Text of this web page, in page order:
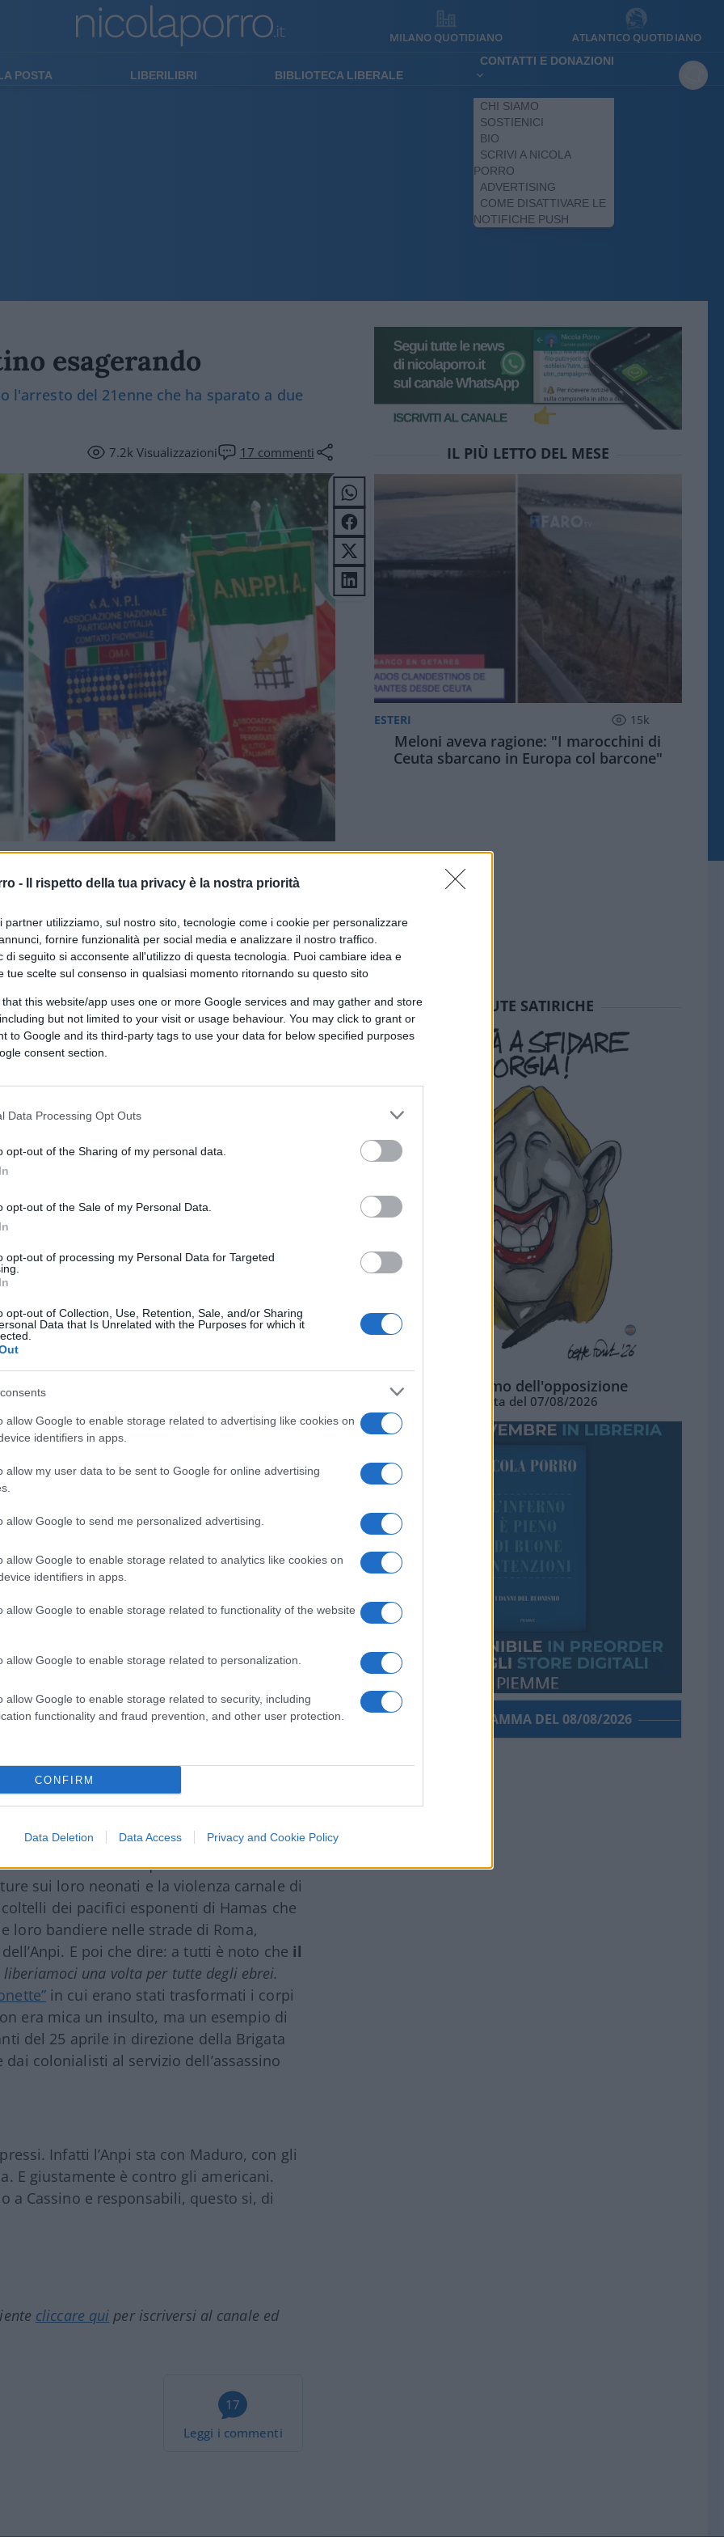
- Il rispetto della tua privacy è la nostra priorità
partner utilizziamo, sul nostro sito, tecnologie come i cookie per personalizzare
fornire funzionalità per social media e analizzare il nostro traffico.
di seguito si acconsente all'utilizzo di questa tecnologia. Puoi cambiare idea e
tue scelte sul consenso in qualsiasi momento ritornando su questo sito
that this website/app uses one or more Google services and may gather and store
but not limited to your visit or usage behaviour. You may click to grant or
to Google and its third-party tags to use your data for below specified purposes
consent section.
Data Processing Opt Outs
opt-out of the Sharing of my personal data.
opt-out of the Sale of my Personal Data.
opt-out of processing my Personal Data for Targeted
opt-out of Collection, Use, Retention, Sale, and/or Sharing
Data that Is Unrelated with the Purposes for which it
allow Google to enable storage related to advertising like cookies on
identifiers in apps.
allow my user data to be sent to Google for online advertising
allow Google to send me personalized advertising.
allow Google to enable storage related to analytics like cookies on
identifiers in apps.
allow Google to enable storage related to functionality of the website
allow Google to enable storage related to personalization.
allow Google to enable storage related to security, including
functionality and fraud prevention, and other user protection.
CONFIRM
Data Deletion Data Access Privacy and Cookie Policy
MILANO QUOTIDIANO ATLANTICO QUOTIDIANO
POSTA LIBERILIBRI BIBLIOTECA LIBERALE
CONTATTI E DONAZIONI
CHI SIAMO
SOSTIENICI
BIO
SCRIVI A NICOLA
PORRO
ADVERTISING
COME DISATTIVARE LE
NOTIFICHE PUSH
esagerando
l'arresto del 21enne che ha sparato a due
7.2kVisualizzazioni 17 commenti
CLICCA QUI
0:00/--:--
a leggere i contenuti del comunicato
che è stato fermatoun giovane accusato
di aver sparato con una pistola a
ad aria compressa mi sono macchiato
di classe) contro una coppia di
risultano sospesi fra la vita e la morte in
a uno che indossi il fazzoletto rosso al
dell’ordine evidenzia come
crollino davanti ai fatti. L’episodio
serie di raid nelle scuole e
gruppi sionisti contro l’Anpi e
La violenza usata per colpire la
intera la grande comunità antifascista di
Resistenza e la mobilitazione
il nemico di coloro che non solo
e genocidi come quelli che da anni sono
un mandato di cattura internazionale
che lotta e resiste per la sua
ad usare direttamente la violenza
alla morsa economica e militare degli Usa
di studenti e professori con lakippah
Pal e i partigiani. Le molotov con la
dagli antifà contro la polizia. Le
sinagoghe altrettanto abusive nei
dalleComunità ebraicheche hanno
bavero la kefiah palestinese, per evitare
7 ottobre con la quale 1400 ebrei si
sui loro neonati e la violenza carnale di
dei pacifici esponenti di Hamas che
loro bandiere nelle strade di Roma,
E poi che dire: a tutti è noto che il
liberiamoci una volta per tutte degli ebrei.
in cui erano stati trasformati i corpi
era mica un insulto, ma un esempio di
del 25 aprile in direzione della Brigata
colonialisti al servizio dell’assassino
Infatti l’Anpi sta con Maduro, con gli
E giustamente è contro gli americani.
Cassino e responsabili, questo si, di
cliccare qui per iscriversi al canale ed
17
Leggi i commenti
IL PIÙ LETTO DEL MESE
ESTERI 15k
Meloni aveva ragione: "I marocchini di
Ceuta sbarcano in Europa col barcone"
SEDUTE SATIRICHE
L'ottimismo dell'opposizione
Vignetta del 07/08/2026
PORROGRAMMA DEL 08/08/2026